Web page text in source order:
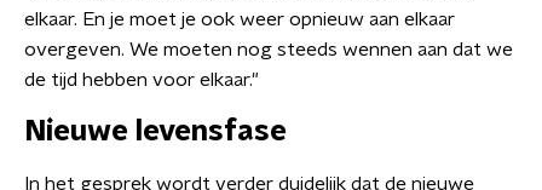
elkaar. En je moet je ook weer opnieuw aan elkaar
overgeven. We moeten nog steeds wennen aan dat we
de tijd hebben voor elkaar."
Nieuwe levensfase
In het gesprek wordt verder duidelijk dat de nieuwe